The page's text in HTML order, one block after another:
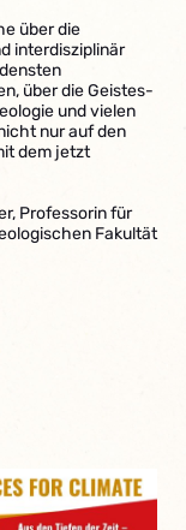
über die
interdisziplinär
über die Geistes-
und vielen
nur auf den
dem jetzt
Professorin für
Fakultät